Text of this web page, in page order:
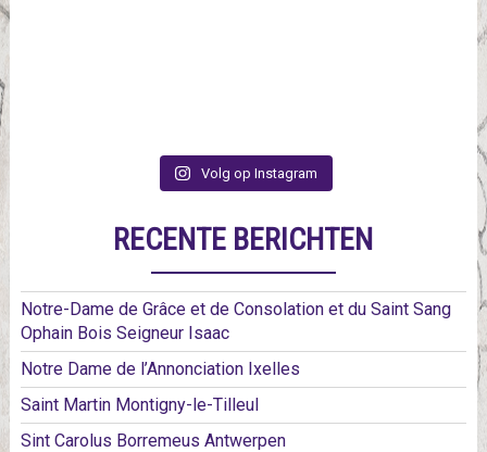
Volg op Instagram
RECENTE BERICHTEN
Notre-Dame de Grâce et de Consolation et du Saint Sang
Ophain Bois Seigneur Isaac
Notre Dame de l’Annonciation Ixelles
Saint Martin Montigny-le-Tilleul
Sint Carolus Borremeus Antwerpen